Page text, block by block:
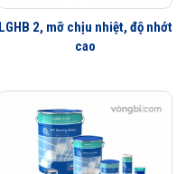
LGHB 2, mỡ chịu nhiệt, độ nhớt
cao